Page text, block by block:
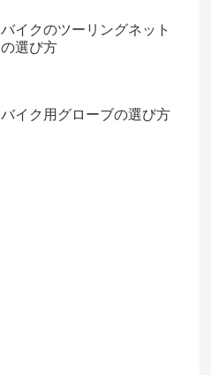
バイクのツーリングネット
の選び方
バイク用グローブの選び方